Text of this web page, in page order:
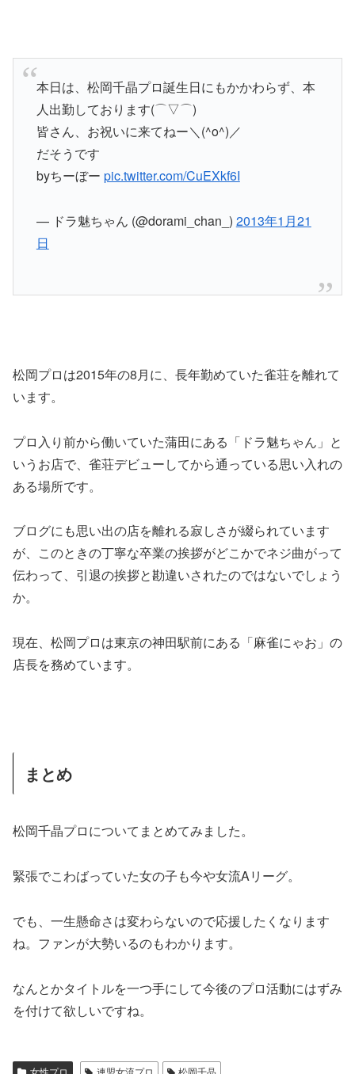
本日は、松岡千晶プロ誕生日にもかかわらず、本
人出勤しております(⌒▽⌒)
皆さん、お祝いに来てねー＼(^o^)／
だそうです
byちーぼー pic.twitter.com/CuEXkf6I
— ドラ魅ちゃん (@dorami_chan_) 2013年1月21
日
松岡プロは2015年の8月に、長年勤めていた雀荘を離れて
います。
プロ入り前から働いていた蒲田にある「ドラ魅ちゃん」と
いうお店で、雀荘デビューしてから通っている思い入れの
ある場所です。
ブログにも思い出の店を離れる寂しさが綴られています
が、このときの丁寧な卒業の挨拶がどこかでネジ曲がって
伝わって、 引退の挨拶と勘違いされたのではないでしょう
か。
現在、松岡プロは東京の神田駅前にある「麻雀にゃお」の
店長を務めています。
まとめ
松岡千晶プロについてまとめてみました。
緊張でこわばっていた女の子も今や女流Aリーグ。
でも、一生懸命さは変わらないので応援したくなります
ね。ファンが大勢いるのもわかります。
なんとかタイトルを一つ手にして今後のプロ活動にはずみ
を付けて欲しいですね。
女性プロ 連盟女流プロ 松岡千晶